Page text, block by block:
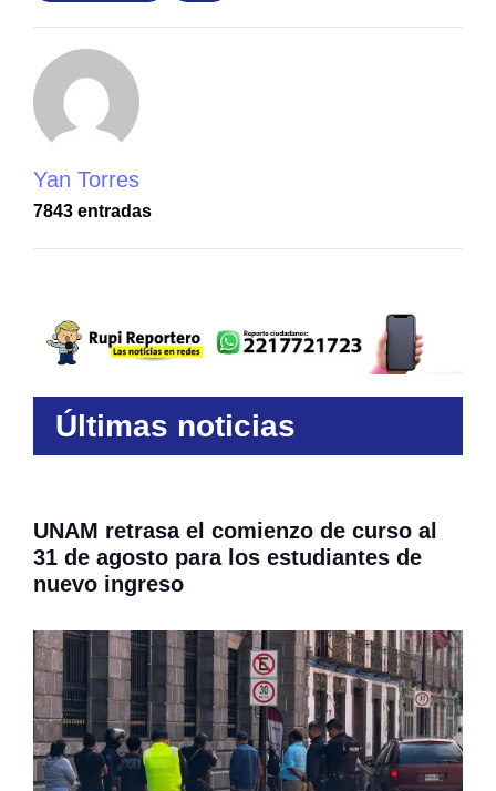
Yan Torres
7843 entradas
Últimas noticias
UNAM retrasa el comienzo de curso al
31 de agosto para los estudiantes de
nuevo ingreso